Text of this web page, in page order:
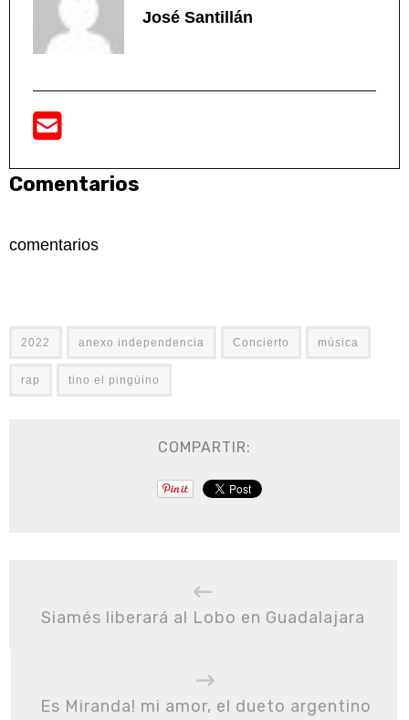
José Santillán
Comentarios
comentarios
2022 anexo independencia Concierto música
rap tino el pingüino
COMPARTIR:
Siamés liberará al Lobo en Guadalajara
Es Miranda! mi amor, el dueto argentino